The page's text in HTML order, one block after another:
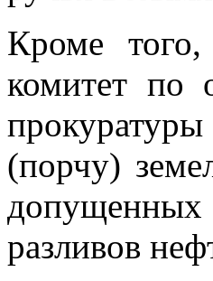
Кроме
комитет по
(порчу)
разливов